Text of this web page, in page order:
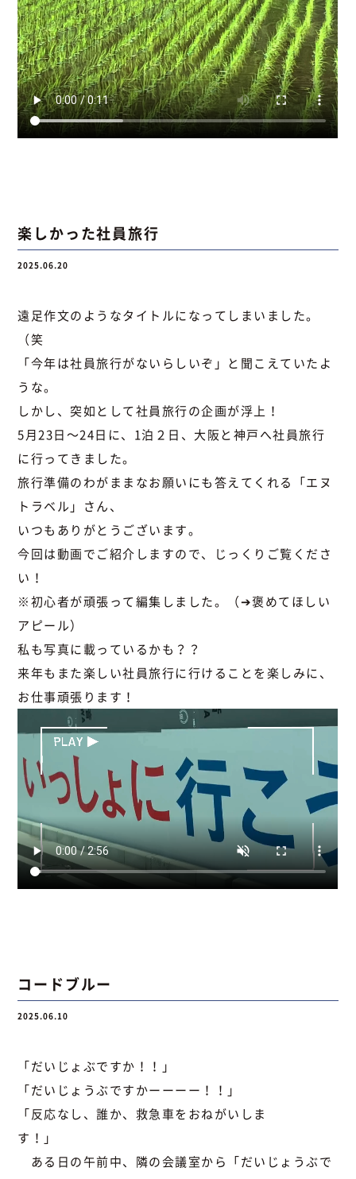
楽しかった社員旅行
2025.06.20
遠足作文のようなタイトルになってしまいました。
（笑
「今年は社員旅行がないらしいぞ」と聞こえていたよ
うな。
しかし、突如として社員旅行の企画が浮上！
5月23日～24日に、1泊２日、大阪と神戸へ社員旅行
に行ってきました。
旅行準備のわがままなお願いにも答えてくれる「エヌ
トラベル」さん、
いつもありがとうございます。
今回は動画でご紹介しますので、じっくりご覧くださ
い！
※初心者が頑張って編集しました。（➔褒めてほしい
アピール）
私も写真に載っているかも？？
来年もまた楽しい社員旅行に行けることを楽しみに、
お仕事頑張ります！
コードブルー
2025.06.10
「だいじょぶですか！！」
「だいじょうぶですかーーーー！！」
「反応なし、誰か、救急車をおねがいしま
す！
ある日の午前中、隣の会議室から「だいじょうぶで